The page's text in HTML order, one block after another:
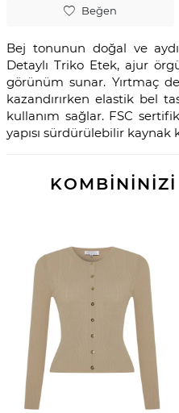
Beğen
Bej tonunun doğal ve
Detaylı Triko Etek, ajur
görünüm sunar. Yırtmaç
kazandırırken elastik bel
kullanım sağlar. FSC
yapısı sürdürülebilir kaynak